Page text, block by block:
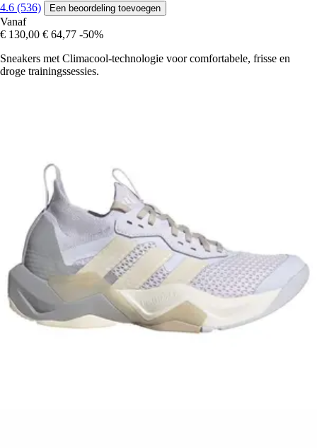
4.6 (536) Een beoordeling toevoegen
Vanaf
€ 130,00 € 64,77 -50%
Sneakers met Climacool-technologie voor comfortabele, frisse en
droge trainingssessies.